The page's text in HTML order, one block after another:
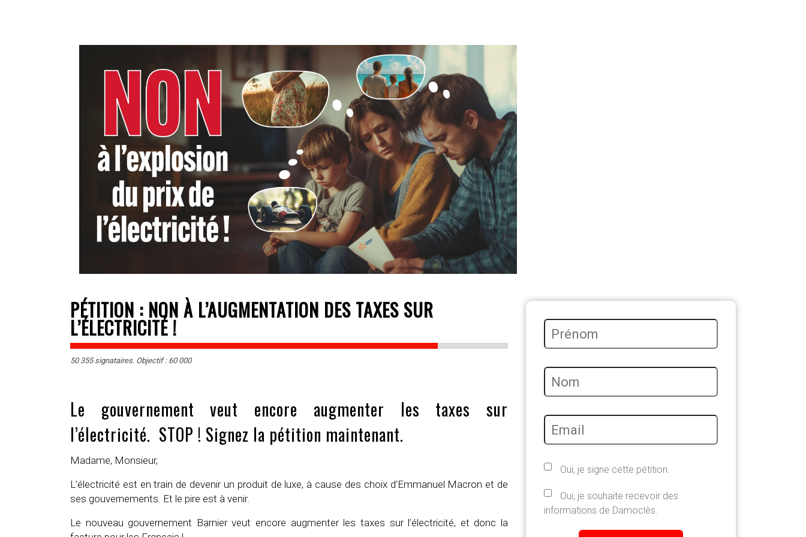
PÉTITION : NON À L’AUGMENTATION DES TAXES SUR
L’ÉLECTRICITÉ !
50 355 signataires. Objectif : 60 000
Le gouvernement veut encore augmenter les taxes sur
l’électricité. STOP ! Signez la pétition maintenant.
Madame, Monsieur,
L’électricité est en train de devenir un produit de luxe, à cause des choix d’Emmanuel Macron et de
ses gouvernements. Et le pire est à venir.
Le nouveau gouvernement Barnier veut encore augmenter les taxes sur l’électricité, et donc la
Oui, je signe cette pétition.
Oui, je souhaite recevoir des
informations de Damoclès.